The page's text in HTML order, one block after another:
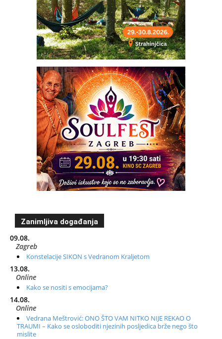
Zanimljiva događanja
09.08.
Zagreb
Konstelacije SIKON s Vedranom Kraljetom
13.08.
Online
Kako se nositi s emocijama?
14.08.
Online
Vedrana Meštrović: ONO ŠTO VAM NITKO NIJE REKAO O
TRAUMI – Kako se osloboditi njezinih posljedica brže nego što
mislite